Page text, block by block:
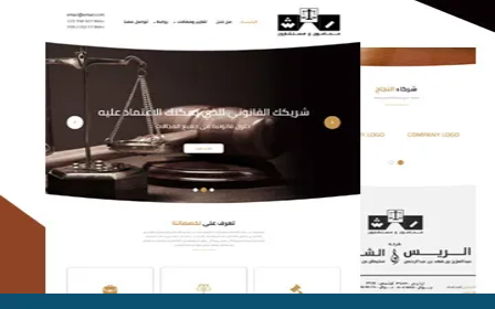
الريس والشعلان للمحاماة
التفاصيل